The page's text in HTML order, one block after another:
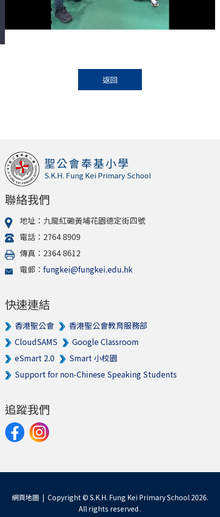
返回
聖公會奉基小學
S.K.H. Fung Kei Primary School
聯絡我們
地址：九龍紅磡黃埔花園德定街四號
電話：2764 8909
傳真：2364 8612
電郵： fungkei@fungkei.edu.hk
快速連結
香港聖公會
香港聖公會教育服務部
CloudSAMS
Google Classroom
eSmart 2.0
Smart 小校園
Support for non-Chinese Speaking Students
追蹤我們
網頁地圖 | Copyright © S.K.H. Fung Kei Primary School 2026.
All rights reserved .